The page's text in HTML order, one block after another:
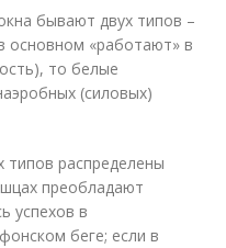
бывают двух типов –
основном «работают» в
то белые
(силовых)
типов распределены
преобладают
успехов в
беге; если в